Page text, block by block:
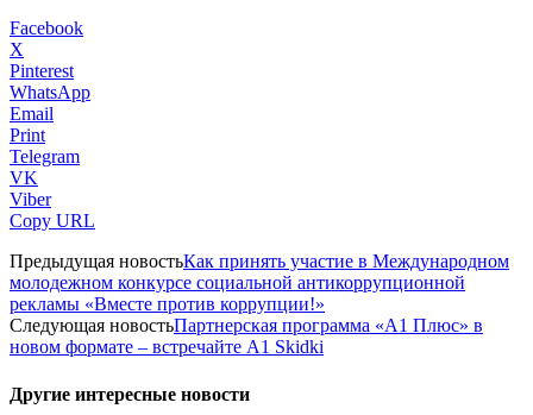
Facebook
X
Pinterest
WhatsApp
Email
Print
Telegram
VK
Viber
Copy URL
Предыдущая новостьКак принять участие в Международном
молодежном конкурсе социальной антикоррупционной
рекламы «Вместе против коррупции!»
Следующая новостьПартнерская программа «А1 Плюс» в
новом формате – встречайте A1 Skidki
Другие интересные новости